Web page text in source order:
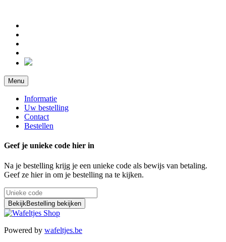
Menu
Informatie
Uw bestelling
Contact
Bestellen
Geef je unieke code hier in
Na je bestelling krijg je een unieke code als bewijs van betaling.
Geef ze hier in om je bestelling na te kijken.
BekijkBestelling bekijken
Powered by wafeltjes.be